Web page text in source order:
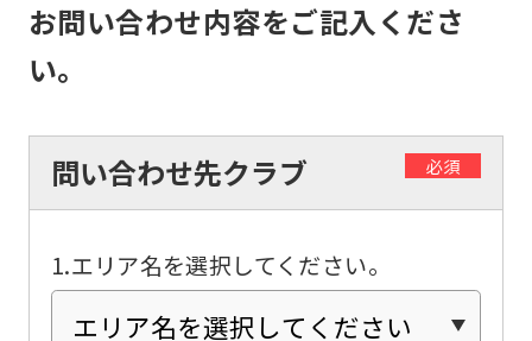
お問い合わせ内容をご記入くださ
い。
問い合わせ先クラブ 必須
1.エリア名を選択してください。
use
translation
service,
the
version
of